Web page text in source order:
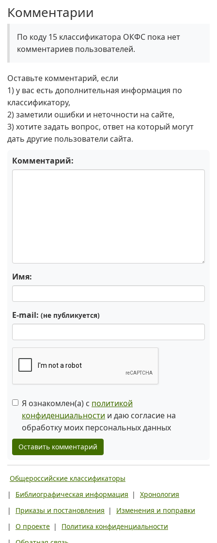
Комментарии
По коду 15 классификатора ОКФС пока нет
комментариев пользователей.
Оставьте комментарий, если
1) у вас есть дополнительная информация по
классификатору,
2) заметили ошибки и неточности на сайте,
3) хотите задать вопрос, ответ на который могут
дать другие пользователи сайта.
Комментарий:
Имя:
E-mail: (не публикуется)
Я ознакомлен(а) с политикой
конфиденциальности и даю согласие на
обработку моих персональных данных
Оставить комментарий
Общероссийские классификаторы
|
Библиографическая информация |
Хронология
|
Приказы и постановления |
Изменения и поправки
|
О проекте |
Политика конфиденциальности